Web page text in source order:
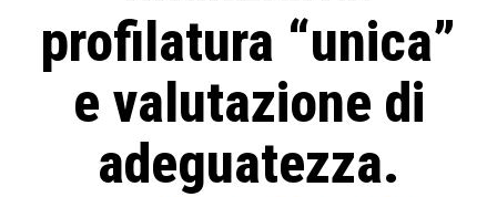
profilatura “unica”
e valutazione di
adeguatezza.